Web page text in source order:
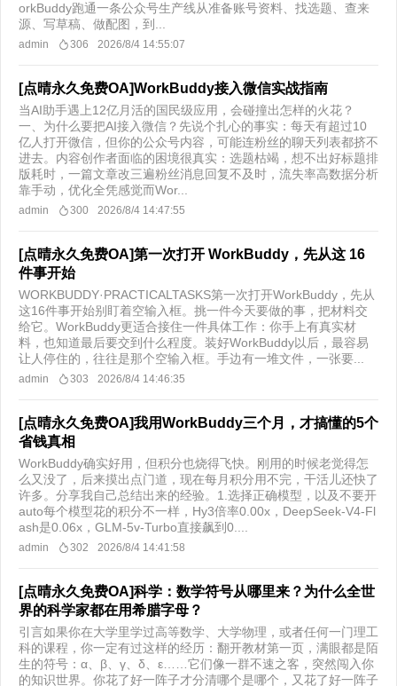
orkBuddy跑通一条公众号生产线从准备账号资料、找选题、查来
源、写草稿、做配图，到...
admin 306 2026/8/4 14:55:07
[点晴永久免费OA]WorkBuddy接入微信实战指南
当AI助手遇上12亿月活的国民级应用，会碰撞出怎样的火花？
一、为什么要把AI接入微信？先说个扎心的事实：每天有超过10
亿人打开微信，但你的公众号内容，可能连粉丝的聊天列表都挤不
进去。内容创作者面临的困境很真实：选题枯竭，想不出好标题排
版耗时，一篇文章改三遍粉丝消息回复不及时，流失率高数据分析
靠手动，优化全凭感觉而Wor...
admin 300 2026/8/4 14:47:55
[点晴永久免费OA]第一次打开 WorkBuddy，先从这 16
件事开始
WORKBUDDY·PRACTICALTASKS第一次打开WorkBuddy，先从
这16件事开始别盯着空输入框。挑一件今天要做的事，把材料交
给它。WorkBuddy更适合接住一件具体工作：你手上有真实材
料，也知道最后要交到什么程度。装好WorkBuddy以后，最容易
让人停住的，往往是那个空输入框。手边有一堆文件，一张要...
admin 303 2026/8/4 14:46:35
[点晴永久免费OA]我用WorkBuddy三个月，才搞懂的5个
省钱真相
WorkBuddy确实好用，但积分也烧得飞快。刚用的时候老觉得怎
么又没了，后来摸出点门道，现在每月积分用不完，干活儿还快了
许多。分享我自己总结出来的经验。1.选择正确模型，以及不要开
auto每个模型花的积分不一样，Hy3倍率0.00x，DeepSeek-V4-Fl
ash是0.06x，GLM-5v-Turbo直接飙到0....
admin 302 2026/8/4 14:41:58
[点晴永久免费OA]科学：数学符号从哪里来？为什么全世
界的科学家都在用希腊字母？
引言如果你在大学里学过高等数学、大学物理，或者任何一门理工
科的课程，你一定有过这样的经历：翻开教材第一页，满眼都是陌
生的符号：α、β、γ、δ、ε……它们像一群不速之客，突然闯入你
的知识世界。你花了好一阵子才分清哪个是哪个，又花了好一阵子